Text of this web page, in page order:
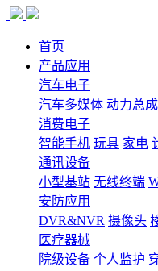
首页
产品应用
汽车电子
汽车多媒体 动力总成
消费电子
智能手机 玩具 家电
通讯设备
小型基站 无线终端
安防应用
DVR&NVR 摄像头
医疗器械
院级设备 个人监护